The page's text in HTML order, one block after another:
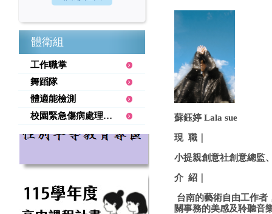
體衛組
工作職掌
舞蹈隊
體適能檢測
校園緊急傷病處理要點
蘇鈺婷 Lala sue
現 職｜
小提親創意社創意總監
介 紹｜
台南的藝術自由工作者
關事務的美感及聆聽音